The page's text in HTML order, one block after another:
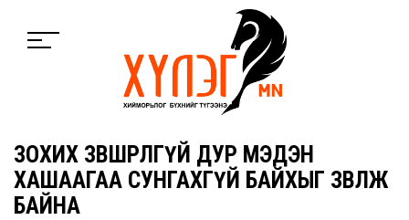
ЗОХИХ ЗӨВШӨӨРӨЛГҮЙ ДУР МЭДЭН
ХАШААГАА СУНГАХГҮЙ БАЙХЫГ ЗӨВЛӨЖ
БАЙНА